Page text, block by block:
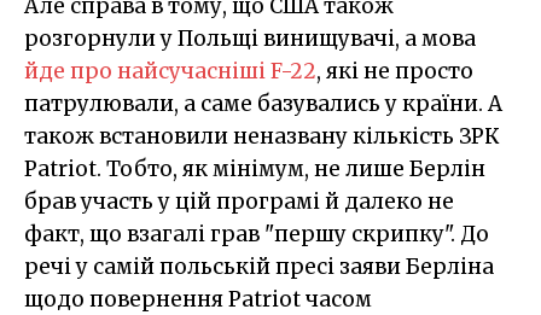
Але справа в тому, що США також
розгорнули у Польщі винищувачі, а мова
йде про найсучасніші F-22, які не просто
патрулювали, а саме базувались у країни. А
також встановили неназвану кількість ЗРК
Patriot. Тобто, як мінімум, не лише Берлін
брав участь у цій програмі й далеко не
факт, що взагалі грав "першу скрипку". До
речі у самій польській пресі заяви Берліна
щодо повернення Patriot часом